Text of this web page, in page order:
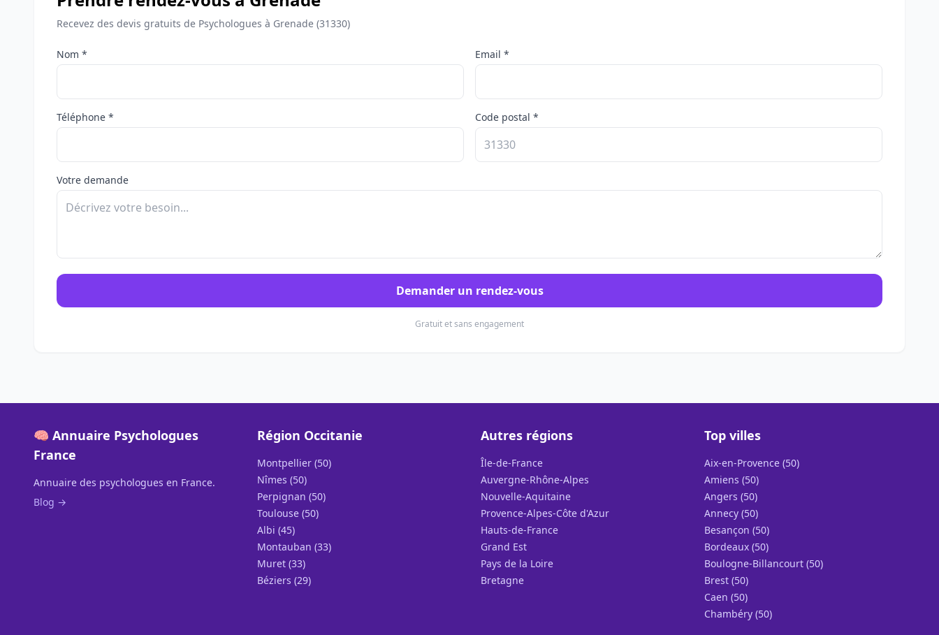
Recevez des devis gratuits de Psychologues à Grenade (31330)
Nom * Email *
Téléphone * Code postal *
Votre demande
Demander un rendez-vous
Gratuit et sans engagement
🧠 Annuaire Psychologues
France
Annuaire des psychologues en France.
Blog →
Région Occitanie
Montpellier (50)
Nîmes (50)
Perpignan (50)
Toulouse (50)
Albi (45)
Montauban (33)
Muret (33)
Béziers (29)
Autres régions
Île-de-France
Auvergne-Rhône-Alpes
Nouvelle-Aquitaine
Provence-Alpes-Côte d'Azur
Hauts-de-France
Grand Est
Pays de la Loire
Bretagne
Top villes
Aix-en-Provence (50)
Amiens (50)
Angers (50)
Annecy (50)
Besançon (50)
Bordeaux (50)
Boulogne-Billancourt (50)
Brest (50)
Caen (50)
Chambéry (50)